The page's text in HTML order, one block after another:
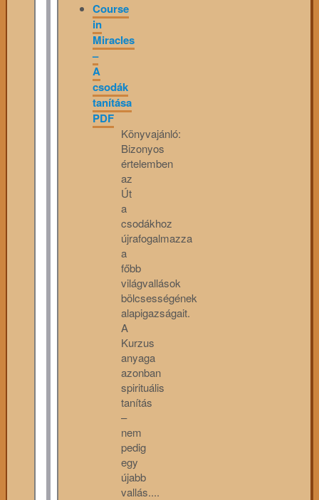
Course
in
Miracles
–
A
csodák
tanítása
PDF
Könyvajánló:
Bizonyos
értelemben
az
Út
a
csodákhoz
újrafogalmazza
a
főbb
világvallások
bölcsességének
alapigazságait.
A
Kurzus
anyaga
azonban
spirituális
tanítás
–
nem
pedig
egy
újabb
vallás....